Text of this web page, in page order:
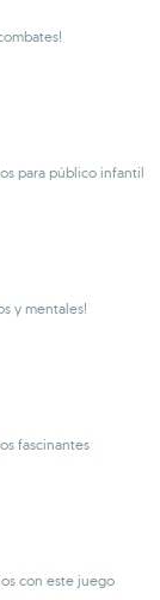
para público infantil
y mentales!
fascinantes
con este juego